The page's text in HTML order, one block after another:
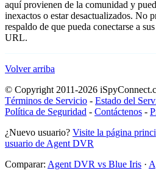
aquí provienen de la comunidad y
inexactos o estar desactualizados. No
respaldo de que pueda conectarse a
URL.
Volver arriba
© Copyright 2011-2026
Términos de Servicio - Estado del
Política de Seguridad - Contáctenos -
¿Nuevo usuario? Visite la página
usuario de Agent DVR
Comparar: Agent DVR vs Blue Iris ·